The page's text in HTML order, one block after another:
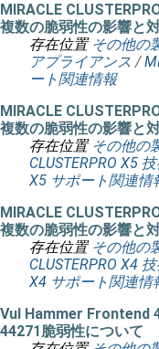
MIRACLE
複数の脆弱性の影響と
存在位置 その他の
アプライアンス /
ート関連情報
MIRACLE
複数の脆弱性の影響と
存在位置 その他の
CLUSTERPRO X5
X5 サポート関連情
MIRACLE
複数の脆弱性の影響と
存在位置 その他の
CLUSTERPRO X4
X4 サポート関連情
Vul Hammer Frontend
44271脆弱性について